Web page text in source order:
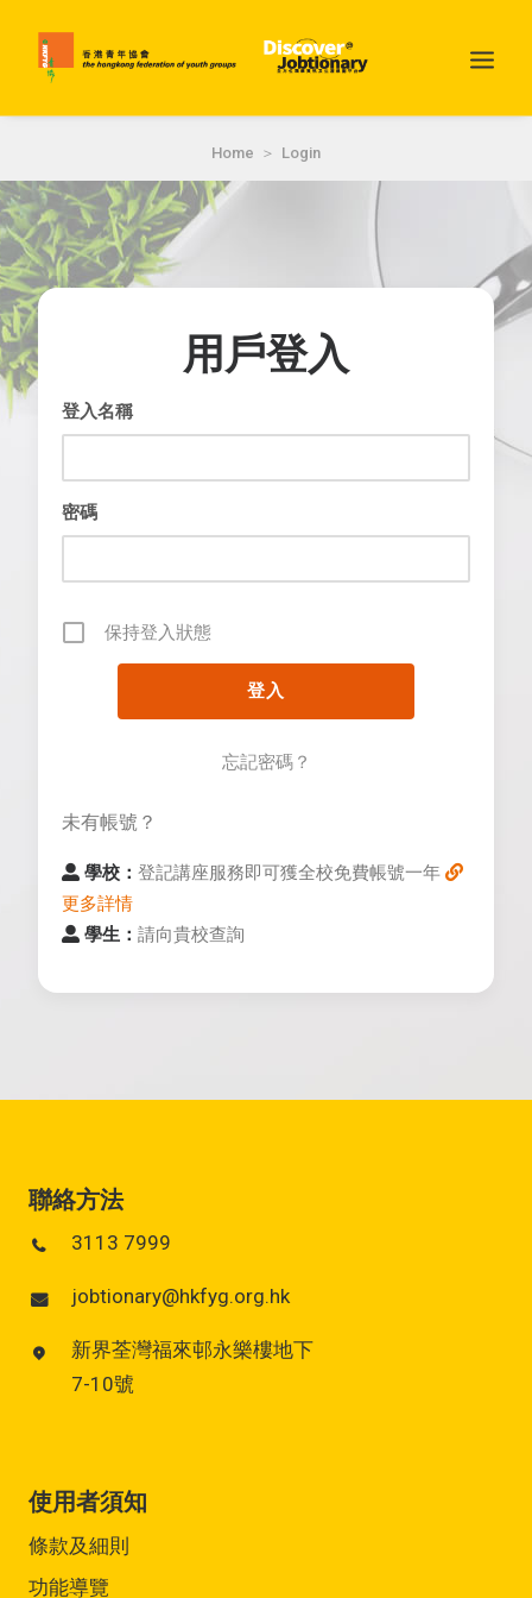
Home Login
用戶登入
登入名稱
密碼
保持登入狀態
忘記密碼？
未有帳號？
學校： 登記講座服務即可獲全校免費帳號一年
更多詳情
學生： 請向貴校查詢
聯絡方法
3113 7999
jobtionary@hkfyg.org.hk
新界荃灣福來邨永樂樓地下
7-10號
使用者須知
條款及細則
功能導覽